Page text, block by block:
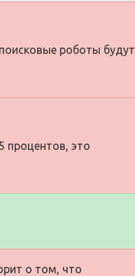
роботы будут
процентов, это
о том, что